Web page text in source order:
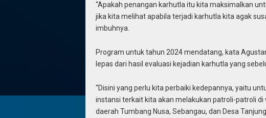
“Apakah penangan karhutla itu kita maksimalkan
jika kita melihat apabila terjadi karhutla kita agak
imbuhnya.
Program untuk tahun 2024 mendatang, kata
lepas dari hasil evaluasi kejadian karhutla yang
“Disini yang perlu kita perbaiki kedepannya, yaitu
instansi terkait kita akan melakukan patroli-patroli
daerah Tumbang Nusa, Sebangau, dan Desa